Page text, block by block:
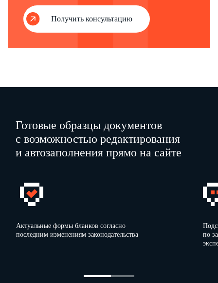
Получить консультацию
Готовые образцы документов
с возможностью редактирования
и автозаполнения прямо на сайте
Актуальные формы бланков согласно
последним изменениям законодательства
по